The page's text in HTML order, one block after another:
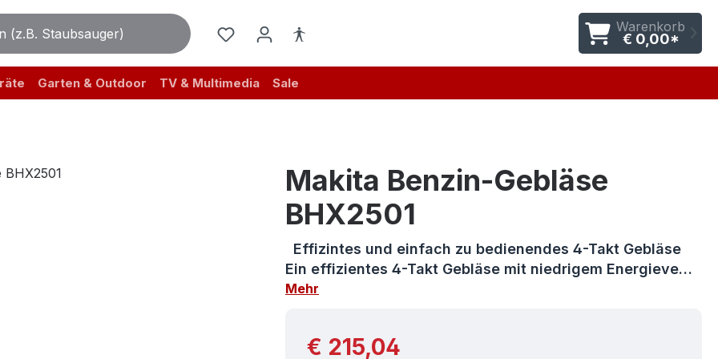
Warenkorb
€ 0,00*
Garten & Outdoor TV & Multimedia Sale
Makita Benzin-Gebläse
BHX2501
Effizintes und einfach zu bedienendes 4-Takt Gebläse
Ein effizientes 4-Takt Gebläse mit niedrigem Energieve…
Mehr
Regulärer Preis:
€ 215,04